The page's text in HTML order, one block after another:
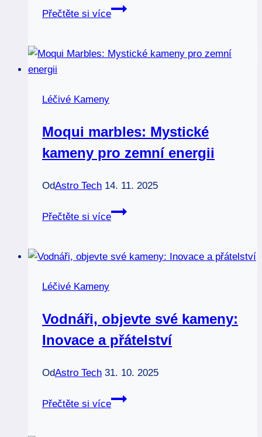
Přečtěte si více
Brazilianit:
pro
Léčivé Kameny
Moqui marbles: Mystické
kameny pro zemní energii
OdAstro Tech 14. 11. 2025
Přečtěte si více
Moqui
kameny
Léčivé Kameny
Vodnáři, objevte své kameny:
Inovace a přátelství
OdAstro Tech 31. 10. 2025
Přečtěte si více
Vodnáři,